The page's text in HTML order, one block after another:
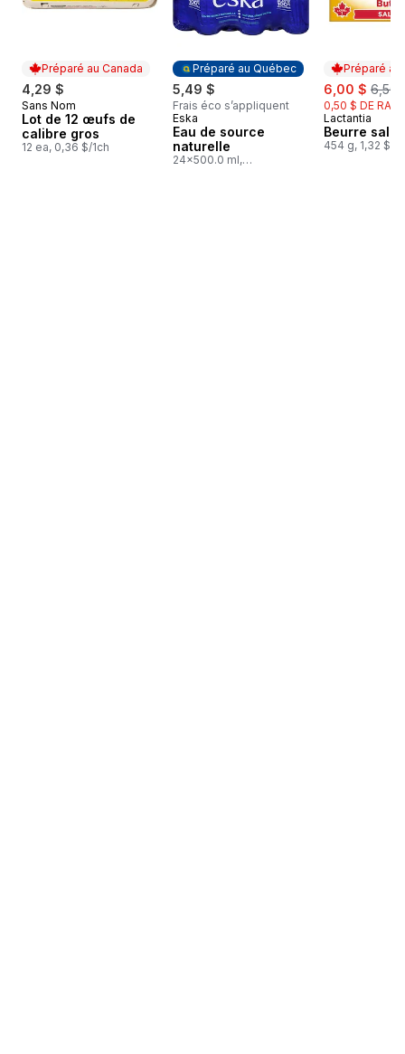
Préparé au Canada
4,29 $
Préparé au Canada
Sans Nom
Lot de 12 œufs de
calibre gros
12 ea, 0,36 $/1ch
Préparé au Québec
5,49 $
Frais éco s’appliquent
Préparé au Québec
Eska
Eau de source
naturelle
24x500.0 ml,
Préparé au
sale:
6,00 $ ,
6,50
0,50 $ DE
Préparé au
Lactantia
Beurre salé.
454 g, 1,32 $/